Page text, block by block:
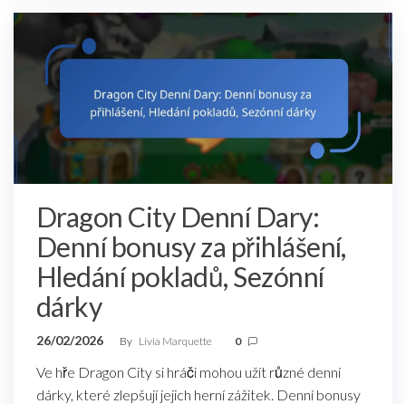
Dragon City Denní Dary:
Denní bonusy za přihlášení,
Hledání pokladů, Sezónní
dárky
26/02/2026 By Livia Marquette 0
Ve hře Dragon City si hráči mohou užít různé denní
dárky, které zlepšují jejich herní zážitek. Denní bonusy